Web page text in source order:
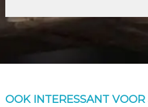
OOK INTERESSANT VOOR